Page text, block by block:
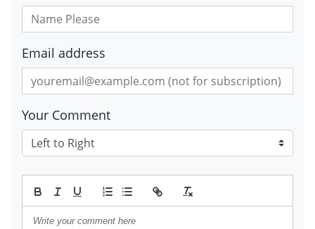
Email address
Your Comment